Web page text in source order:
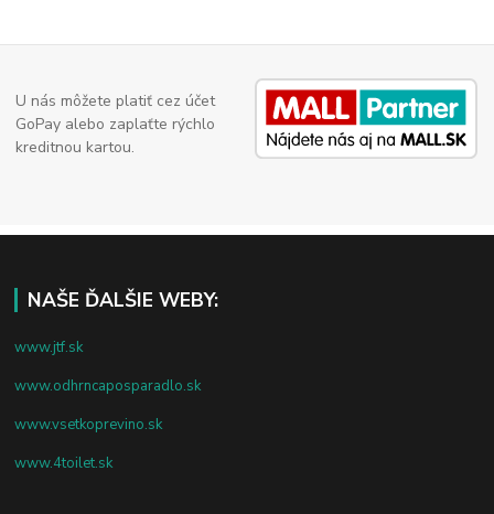
U nás môžete platiť cez účet
GoPay alebo zaplaťte rýchlo
kreditnou kartou.
NAŠE ĎALŠIE WEBY:
www.jtf.sk
www.odhrncaposparadlo.sk
www.vsetkoprevino.sk
www.4toilet.sk